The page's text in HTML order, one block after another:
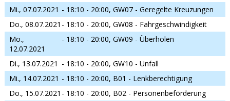
Mi., 07.07.2021 - 18:10 - 20:00, GW07 - Geregelte Kreuzungen
Do., 08.07.2021 - 18:10 - 20:00, GW08 - Fahrgeschwindigkeit
Mo.,
12.07.2021
- 18:10 - 20:00, GW09 - Überholen
Di., 13.07.2021 - 18:10 - 20:00, GW10 - Unfall
Mi., 14.07.2021 - 18:10 - 20:00, B01 - Lenkberechtigung
Do., 15.07.2021 - 18:10 - 20:00, B02 - Personenbeförderung